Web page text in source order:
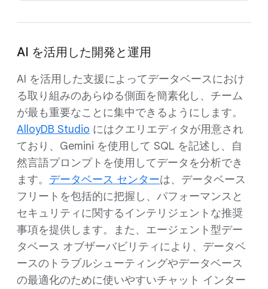
AI を活用した開発と運用
AI を活用した支援によってデータベースにおけ
る取り組みのあらゆる側面を簡素化し、チーム
が最も重要なことに集中できるようにします。
AlloyDB Studio にはクエリエディタが用意され
ており、Gemini を使用して SQL を記述し、自
然言語プロンプトを使用してデータを分析でき
ます。 データベース センターは、データベース
フリートを包括的に把握し、パフォーマンスと
セキュリティに関するインテリジェントな推奨
事項を提供します。また、エージェント型デー
タベース オブザーバビリティにより、データベ
ースのトラブルシューティングやデータベース
の最適化のために使いやすいチャット インター